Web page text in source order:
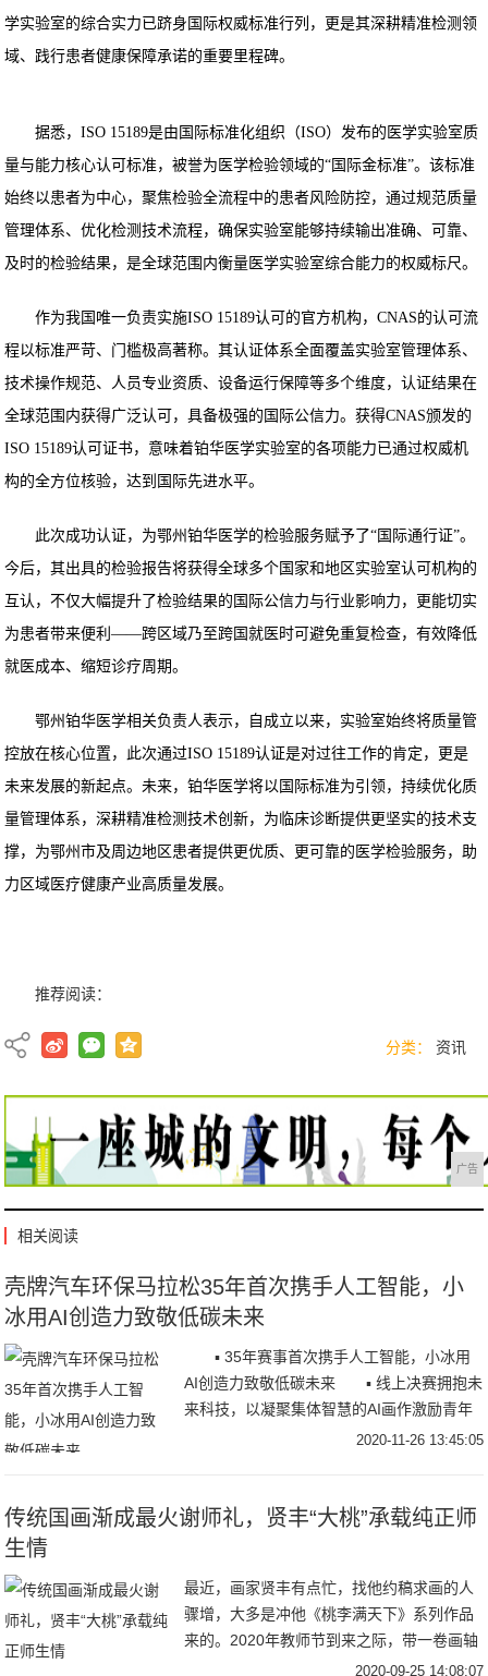
学实验室的综合实力已跻身国际权威标准行列，更是其深耕精准检测领
域、践行患者健康保障承诺的重要里程碑。
据悉，ISO 15189是由国际标准化组织（ISO）发布的医学实验室质
量与能力核心认可标准，被誉为医学检验领域的“国际金标准”。该标准
始终以患者为中心，聚焦检验全流程中的患者风险防控，通过规范质量
管理体系、优化检测技术流程，确保实验室能够持续输出准确、可靠、
及时的检验结果，是全球范围内衡量医学实验室综合能力的权威标尺。
作为我国唯一负责实施ISO 15189认可的官方机构，CNAS的认可流
程以标准严苛、门槛极高著称。其认证体系全面覆盖实验室管理体系、
技术操作规范、人员专业资质、设备运行保障等多个维度，认证结果在
全球范围内获得广泛认可，具备极强的国际公信力。获得CNAS颁发的
ISO 15189认可证书，意味着铂华医学实验室的各项能力已通过权威机
构的全方位核验，达到国际先进水平。
此次成功认证，为鄂州铂华医学的检验服务赋予了“国际通行证”。
今后，其出具的检验报告将获得全球多个国家和地区实验室认可机构的
互认，不仅大幅提升了检验结果的国际公信力与行业影响力，更能切实
为患者带来便利——跨区域乃至跨国就医时可避免重复检查，有效降低
就医成本、缩短诊疗周期。
鄂州铂华医学相关负责人表示，自成立以来，实验室始终将质量管
控放在核心位置，此次通过ISO 15189认证是对过往工作的肯定，更是
未来发展的新起点。未来，铂华医学将以国际标准为引领，持续优化质
量管理体系，深耕精准检测技术创新，为临床诊断提供更坚实的技术支
撑，为鄂州市及周边地区患者提供更优质、更可靠的医学检验服务，助
力区域医疗健康产业高质量发展。
推荐阅读：
分类： 资讯
广告
相关阅读
壳牌汽车环保马拉松35年首次携手人工智能，小
冰用AI创造力致敬低碳未来
▪ 35年赛事首次携手人工智能，小冰用
AI创造力致敬低碳未来 ▪ 线上决赛拥抱未
来科技，以凝聚集体智慧的AI画作激励青年
学子持续创新 11月25日，202020-11-26 13:45:05
传统国画渐成最火谢师礼，贤丰“大桃”承载纯正师
生情
最近，画家贤丰有点忙，找他约稿求画的人
骤增，大多是冲他《桃李满天下》系列作品
来的。2020年教师节到来之际，带一卷画轴
拜访恩师，将典雅脱俗、寓意纯正的传统国
2020-09-25 14:08:07